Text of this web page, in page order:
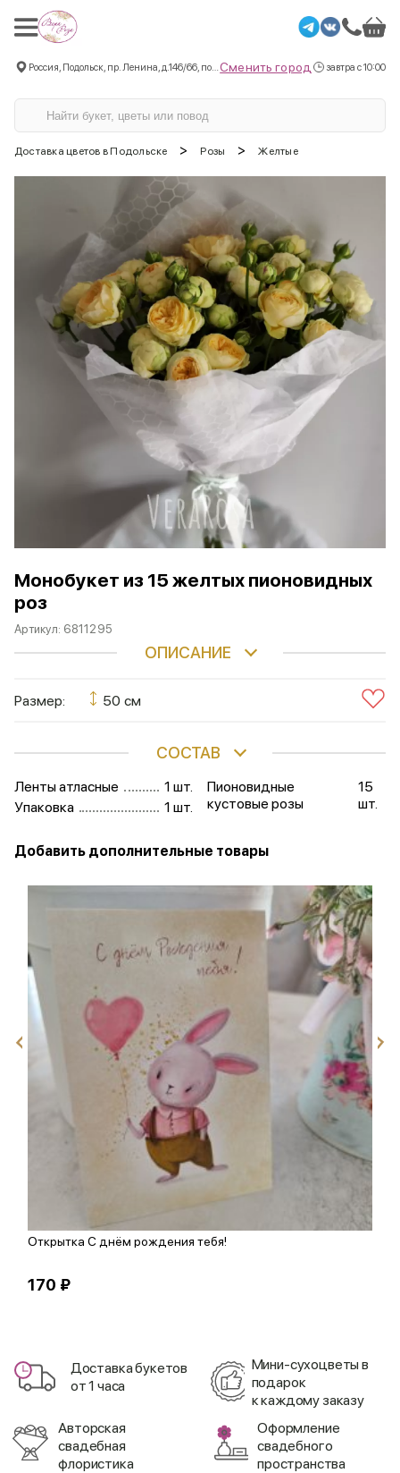
Сменить город завтра с 10:00
Доставка цветов в Подольске > Розы > Желтые
Монобукет из 15 желтых пионовидных
роз
Артикул: 6811295
ОПИСАНИЕ
Размер: 50 см
СОСТАВ
Ленты атласные
1 шт.
Упаковка
1 шт.
Пионовидные
кустовые розы
15
шт.
Добавить дополнительные товары
Открытка С днём рождения тебя!
170 ₽
Доставка букетов
от 1 часа
Мини-сухоцветы в
подарок
к каждому заказу
Авторская
свадебная
флористика
Оформление
свадебного
пространства